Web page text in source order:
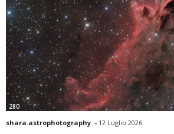
280
shara.astrophotography - 12 Luglio 2026